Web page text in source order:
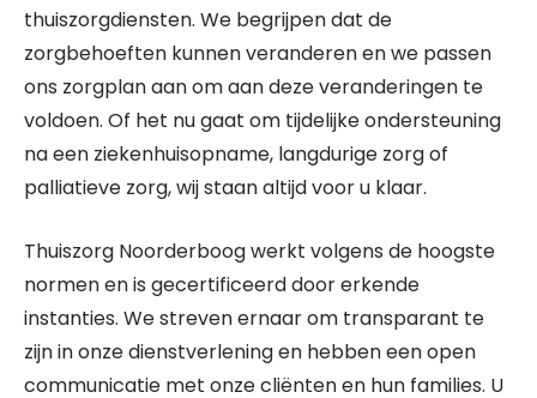
thuiszorgdiensten. We begrijpen dat de
zorgbehoeften kunnen veranderen en we passen
ons zorgplan aan om aan deze veranderingen te
voldoen. Of het nu gaat om tijdelijke ondersteuning
na een ziekenhuisopname, langdurige zorg of
palliatieve zorg, wij staan altijd voor u klaar.
Thuiszorg Noorderboog werkt volgens de hoogste
normen en is gecertificeerd door erkende
instanties. We streven ernaar om transparant te
zijn in onze dienstverlening en hebben een open
communicatie met onze cliënten en hun families. U